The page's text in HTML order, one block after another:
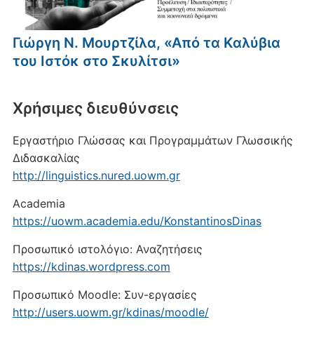
Γιώργη Ν. Μουρτζίλα, «Από τα Καλύβια
του Ιστόκ στο Σκυλίτσι»
Xρήσιμες διευθύνσεις
Εργαστήριο Γλώσσας και Προγραμμάτων Γλωσσικής
Διδασκαλίας
http://linguistics.nured.uowm.gr
Academia
https://uowm.academia.edu/KonstantinosDinas
Προσωπικό ιστολόγιο: Αναζητήσεις
https://kdinas.wordpress.com
Προσωπικό Moodle: Συν-εργασίες
http://users.uowm.gr/kdinas/moodle/